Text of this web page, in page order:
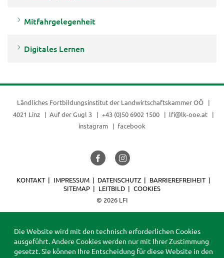
Mitfahrgelegenheit
Digitales Lernen
Ländliches Fortbildungsinstitut der Landwirtschaftskammer OÖ
4021 Linz
Auf der Gugl 3 +43 (0)50 6902 1500
lfi@lk-ooe.at
instagram
facebook
© 2026 LFI
KONTAKT IMPRESSUM DATENSCHUTZ
BARRIEREFREIHEIT
SITEMAP
LEITBILD COOKIES
Die Website wird mit den technisch erforderlichen Cookies
ausgeführt. Andere Cookies werden nur mit Ihrer Zustimmung
gesetzt. Sie können Ihre Entscheidung für diese Website in den